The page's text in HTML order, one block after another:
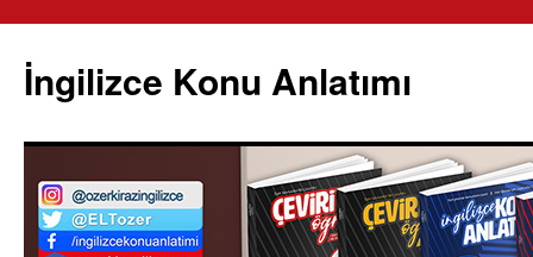
İngilizce Konu Anlatımı